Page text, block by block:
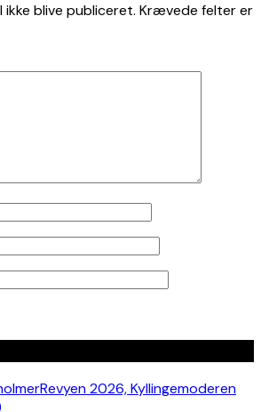
ikke blive publiceret. Krævede felter er